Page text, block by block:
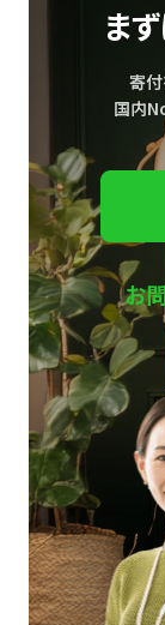
ま
寄付
国内
お